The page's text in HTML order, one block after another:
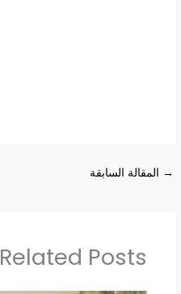
→ المقالة السابقة
Related Posts